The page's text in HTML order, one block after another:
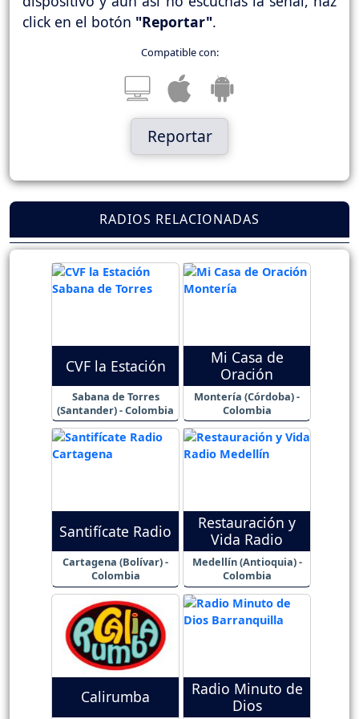
click en el botón "Reportar".
Compatible con:
Reportar
RADIOS RELACIONADAS
CVF la Estación
Sabana de Torres
(Santander) - Colombia
Mi Casa de
Oración
Montería (Córdoba) -
Colombia
Santifícate Radio
Cartagena (Bolívar) -
Colombia
Restauración y
Vida Radio
Medellín (Antioquia) -
Colombia
Calirumba
Radio Minuto de
Dios